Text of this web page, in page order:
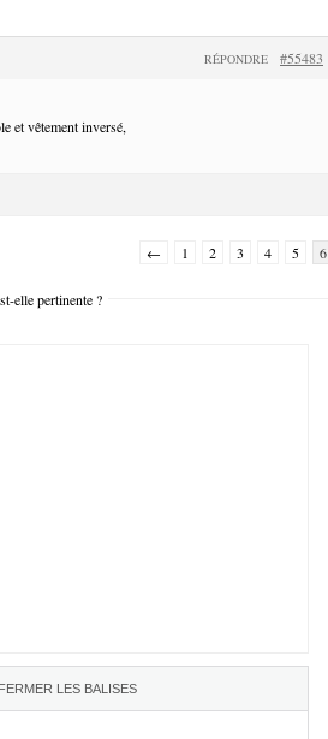
#55483
RÉPONDRE
et vêtement inversé,
← 1 2 3 4 5 6
elle pertinente ?